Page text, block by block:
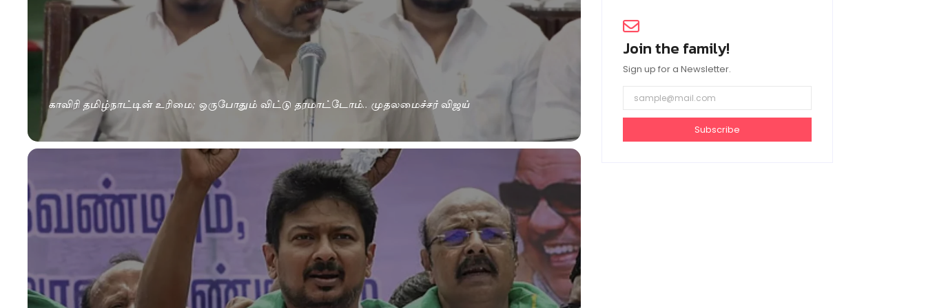
காவிரி தமிழ்நாட்டின் உரிமை; ஒருபோதும் விட்டு தரமாட்டோம்.. முதலமைச்சர் விஜய்
Join the family!
Sign up for a Newsletter.
Subscribe